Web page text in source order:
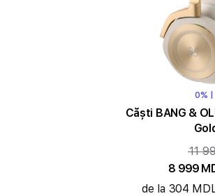
0% |
Căști BANG &
11
8 999
de la 304